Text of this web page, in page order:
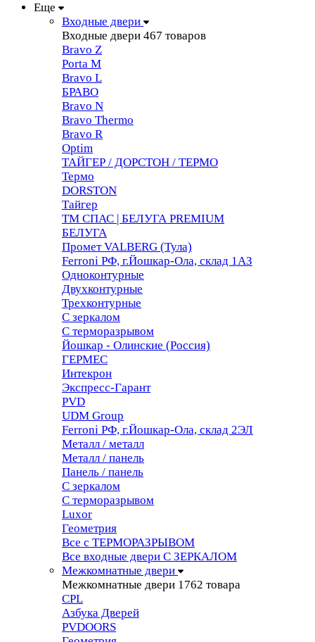
Еще
Входные двери
Входные двери 467 товаров
Bravo Z
Porta М
Bravo L
БРАВО
Bravo N
Bravo Thermo
Bravo R
Optim
ТАЙГЕР / ДОРСТОН / ТЕРМО
Термо
DORSTON
Тайгер
ТМ СПАС | БЕЛУГА PREMIUM
БЕЛУГА
Промет VALBERG (Тула)
Ferroni РФ, г.Йошкар-Ола, склад 1АЗ
Одноконтурные
Двухконтурные
Трехконтурные
С зеркалом
С терморазрывом
Йошкар - Олинские (Россия)
ГЕРМЕС
Интекрон
Экспресс-Гарант
PVD
UDM Group
Ferroni РФ, г.Йошкар-Ола, склад 2ЭЛ
Металл / металл
Металл / панель
Панель / панель
С зеркалом
С терморазрывом
Luxor
Геометрия
Все с ТЕРМОРАЗРЫВОМ
Все входные двери С ЗЕРКАЛОМ
Межкомнатные двери
Межкомнатные двери 1762 товара
CPL
Азбука Дверей
PVDOORS